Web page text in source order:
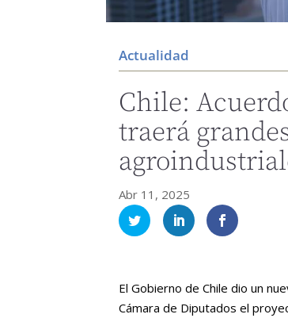
Actualidad
Chile:
traerá
Abr 11, 2025
El Gobierno de Chile dio un
Cámara de Diputados el